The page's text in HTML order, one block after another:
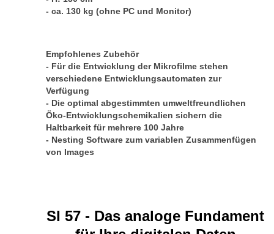
- ca. 130 kg (ohne PC und Monitor)
Empfohlenes Zubehör
- Für die Entwicklung der Mikrofilme stehen
verschiedene Entwicklungsautomaten zur
Verfügung
- Die optimal abgestimmten umweltfreundlichen
Öko-Entwicklungschemikalien sichern die
Haltbarkeit für mehrere 100 Jahre
- Nesting Software zum variablen Zusammenfügen
von Images
SI 57 - Das analoge Fundament